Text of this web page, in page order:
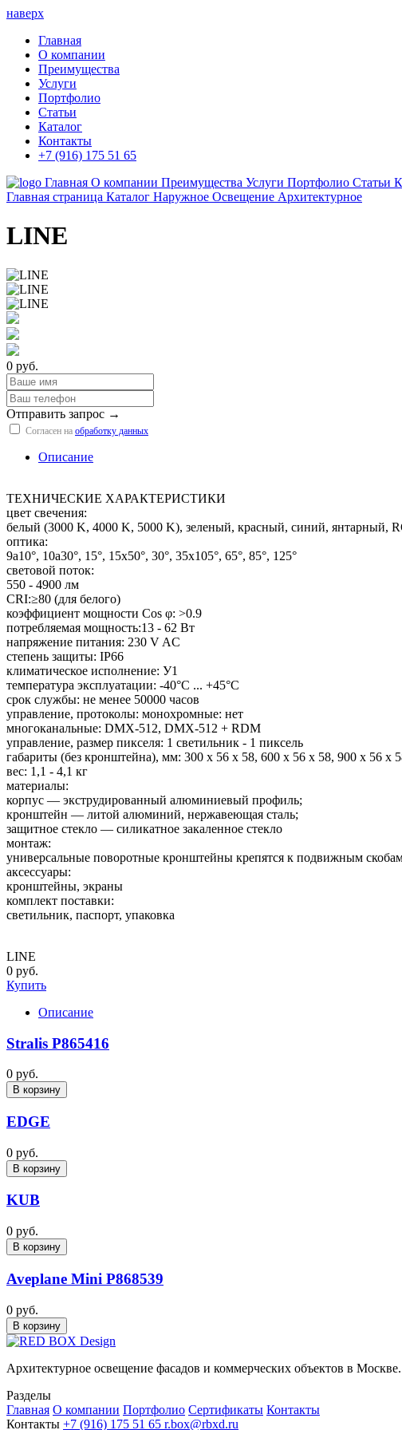
наверх
Главная
О компании
Преимущества
Услуги
Портфолио
Статьи
Каталог
Контакты
+7 (916) 175 51 65
Главная О компании Преимущества Услуги Портфолио Статьи
Главная страница Каталог Наружное Освещение Архитектурное
LINE
0 руб.
Отправить запрос →
Согласен на обработку данных
Описание
ТЕХНИЧЕСКИЕ ХАРАКТЕРИСТИКИ
цвет свечения:
белый (3000 K, 4000 K, 5000 K), зеленый, красный, синий, янтарный,
оптика:
9a10°, 10а30°, 15°, 15x50°, 30°, 35x105°, 65°, 85°, 125°
световой поток:
550 - 4900 лм
CRI:≥80 (для белого)
коэффициент мощности Cos φ: >0.9
потребляемая мощность:13 - 62 Вт
напряжение питания: 230 V AC
степень защиты: IP66
климатическое исполнение: У1
температура эксплуатации: -40°С ... +45°С
срок службы: не менее 50000 часов
управление, протоколы: монохромные: нет
многоканальные: DMX-512, DMX-512 + RDM
управление, размер пикселя: 1 светильник - 1 пиксель
габариты (без кронштейна), мм: 300 x 56 x 58, 600 x 56 x 58, 900 x 56 x
вес: 1,1 - 4,1 кг
материалы:
корпус — экструдированный алюминиевый профиль;
кронштейн — литой алюминий, нержавеющая сталь;
защитное стекло — силикатное закаленное стекло
монтаж:
универсальные поворотные кронштейны крепятся к подвижным
аксессуары:
кронштейны, экраны
комплект поставки:
светильник, паспорт, упаковка
LINE
0 руб.
Купить
Описание
Stralis P865416
0 руб.
В корзину
EDGE
0 руб.
В корзину
KUB
0 руб.
В корзину
Aveplane Mini P868539
0 руб.
В корзину
Архитектурное освещение фасадов и коммерческих объектов в
Разделы
Главная О компании Портфолио Сертификаты Контакты
Контакты +7 (916) 175 51 65 r.box@rbxd.ru